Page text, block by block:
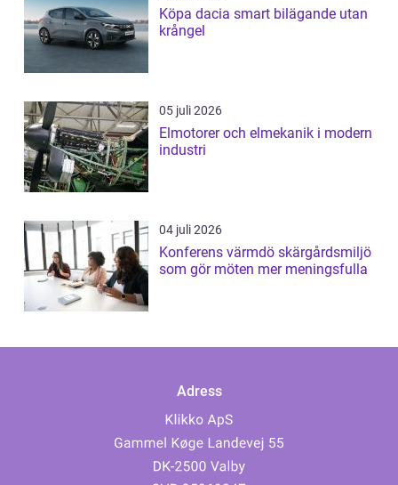
Köpa dacia smart bilägande utan
krångel
05 juli 2026
Elmotorer och elmekanik i modern
industri
04 juli 2026
Konferens värmdö skärgårdsmiljö
som gör möten mer meningsfulla
Adress